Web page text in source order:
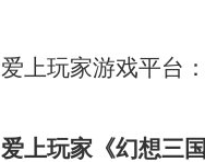
爱上玩家游戏平台
爱上玩家《幻想三